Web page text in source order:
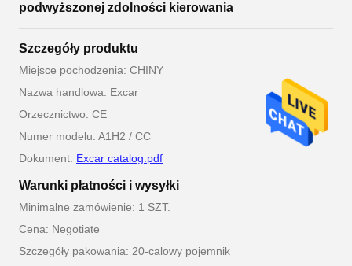
podwyższonej zdolności kierowania
Szczegóły produktu
Miejsce pochodzenia: CHINY
Nazwa handlowa: Excar
Orzecznictwo: CE
Numer modelu: A1H2 / CC
Dokument: Excar catalog.pdf
Warunki płatności i wysyłki
Minimalne zamówienie: 1 SZT.
Cena: Negotiate
Szczegóły pakowania: 20-calowy pojemnik